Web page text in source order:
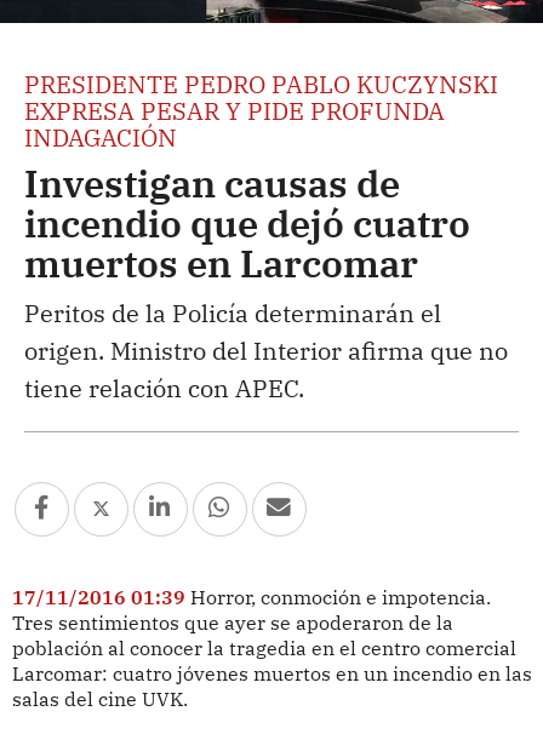
PRESIDENTE PEDRO PABLO KUCZYNSKI
EXPRESA PESAR Y PIDE PROFUNDA
INDAGACIÓN
Investigan causas de
incendio que dejó cuatro
muertos en Larcomar
Peritos de la Policía determinarán el
origen. Ministro del Interior afirma que no
tiene relación con APEC.
17/11/2016 01:39 Horror, conmoción e impotencia.
Tres sentimientos que ayer se apoderaron de la
población al conocer la tragedia en el centro comercial
Larcomar: cuatro jóvenes muertos en un incendio en las
salas del cine UVK.